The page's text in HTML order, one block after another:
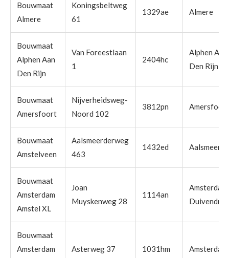
Bouwmaat
Almere
Koningsbeltweg
61
1329ae Almere
Bouwmaat
Alphen Aan
Den Rijn
Van Foreestlaan
1
2404hc
Alphen Aan
Den Rijn
Bouwmaat
Amersfoort
Nijverheidsweg-
Noord 102
3812pn Amersfoort
Bouwmaat
Amstelveen
Aalsmeerderweg
463
1432ed Aalsmeer
Bouwmaat
Amsterdam
Amstel XL
Joan
Muyskenweg 28
1114an
Bouwmaat
Amsterdam
Asterweg 37 1031hm Amsterdam